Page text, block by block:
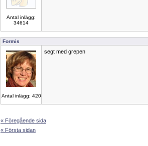
Antal inlägg:
34614
Formis
Antal inlägg: 420
segt med grepen
« Föregående sida
« Första sidan